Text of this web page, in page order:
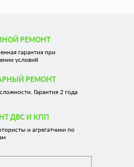
РЕМОНТ
гарантия при
условий
РЕМОНТ
Гарантия 2 года
ДВС И КПП
и агрегатчики по